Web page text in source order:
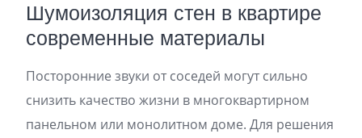
Шумоизоляция стен в квартире
современные материалы
Посторонние звуки от соседей могут сильно
снизить качество жизни в многоквартирном
панельном или монолитном доме. Для решения